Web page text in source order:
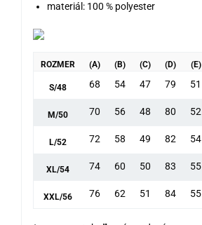
materiál: 100 % polyester
ROZMER (A) (B) (C) (D) (E)
S/48 68 54 47 79 51
M/50 70 56 48 80 52
L/52 72 58 49 82 54
XL/54 74 60 50 83 55
XXL/56 76 62 51 84 55